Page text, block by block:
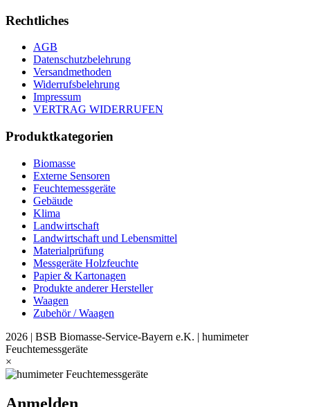
Rechtliches
AGB
Datenschutzbelehrung
Versandmethoden
Widerrufsbelehrung
Impressum
VERTRAG WIDERRUFEN
Produktkategorien
Biomasse
Externe Sensoren
Feuchtemessgeräte
Gebäude
Klima
Landwirtschaft
Landwirtschaft und Lebensmittel
Materialprüfung
Messgeräte Holzfeuchte
Papier & Kartonagen
Produkte anderer Hersteller
Waagen
Zubehör / Waagen
2026 | BSB Biomasse-Service-Bayern e.K. | humimeter
Feuchtemessgeräte
×
Anmelden